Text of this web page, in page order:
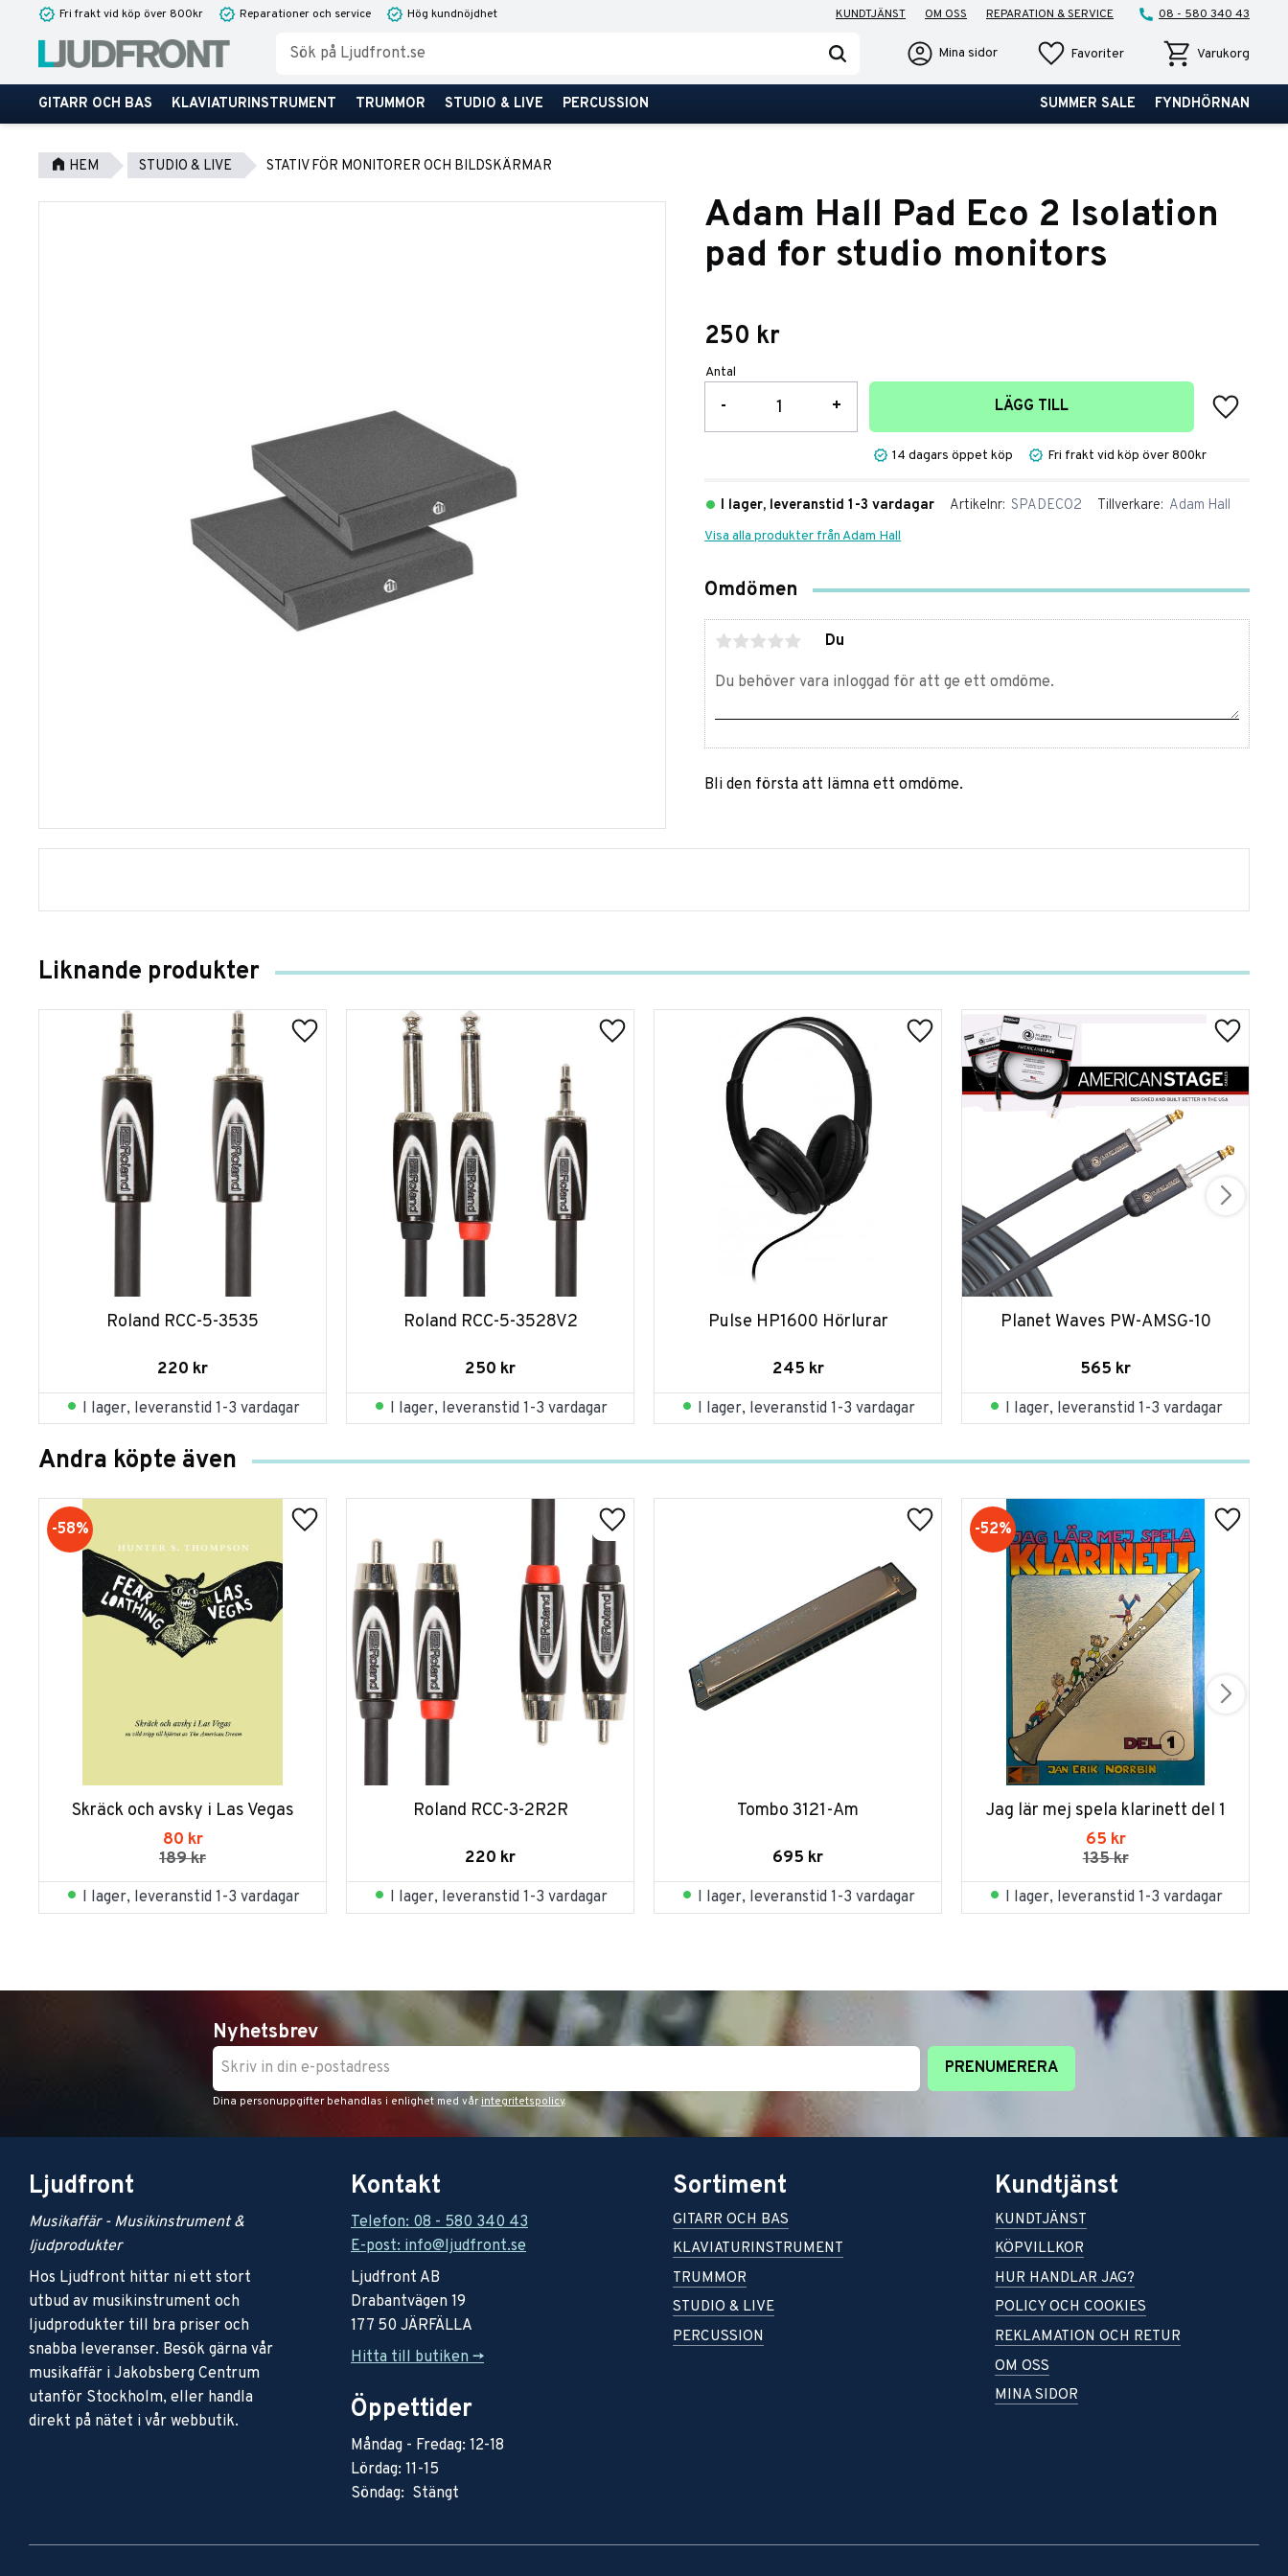
Fri frakt vid köp över 800kr Reparationer och service Hög kundnöjdhet KUNDTJÄNST OM OSS REPARATION & SERVICE 08 - 580 340 43
Mina sidor FavoriterFavoriter KundvagnVarukorg
GITARR OCH BAS KLAVIATURINSTRUMENT TRUMMOR STUDIO & LIVE PERCUSSION SUMMER SALE FYNDHÖRNAN
HEM STUDIO & LIVE STATIV FÖR MONITORER OCH BILDSKÄRMAR
Adam Hall Pad Eco 2 Isolation
pad for studio monitors
250 kr
Antal
+
- LÄGG TILL
Lägg till
14 dagars öppet köp Fri frakt vid köp över 800kr
I lager, leveranstid 1-3 vardagar Artikelnr SPADECO2 Tillverkare Adam Hall
Visa alla produkter från Adam Hall
Omdömen
Du
Bli den första att lämna ett omdöme.
Liknande produkter
Roland RCC-5-3535
220 kr
I lager, leveranstid 1-3 vardagar
Roland RCC-5-3528V2
250 kr
I lager, leveranstid 1-3 vardagar
Pulse HP1600 Hörlurar
245 kr
I lager, leveranstid 1-3 vardagar
Planet Waves PW-AMSG-10
565 kr
I lager, leveranstid 1-3 vardagar
Andra köpte även
Skräck och avsky i Las Vegas
80 kr
189kr
58%
I lager, leveranstid 1-3 vardagar
Roland RCC-3-2R2R
220 kr
I lager, leveranstid 1-3 vardagar
Tombo 3121-Am
695 kr
I lager, leveranstid 1-3 vardagar
Jag lär mej spela klarinett del 1
65 kr
135kr
52%
I lager, leveranstid 1-3 vardagar
Nyhetsbrev
PRENUMERERA
Dina personuppgifter behandlas i enlighet med vår integritetspolicy.
Ljudfront
Musikaffär - Musikinstrument &
ljudprodukter
Hos Ljudfront hittar ni ett stort
utbud av musikinstrument och
ljudprodukter till bra priser och
snabba leveranser. Besök gärna vår
musikaffär i Jakobsberg Centrum
utanför Stockholm, eller handla
direkt på nätet i vår webbutik.
Kontakt
Telefon: 08 - 580 340 43
E-post: info@ljudfront.se
Ljudfront AB
Drabantvägen 19
177 50 JÄRFÄLLA
Hitta till butiken ->
Öppettider
Måndag - Fredag: 12-18
Lördag: 11-15
Söndag: Stängt
Sortiment
GITARR OCH BAS
KLAVIATURINSTRUMENT
TRUMMOR
STUDIO & LIVE
PERCUSSION
Kundtjänst
KUNDTJÄNST
KÖPVILLKOR
HUR HANDLAR JAG?
POLICY OCH COOKIES
REKLAMATION OCH RETUR
OM OSS
MINA SIDOR